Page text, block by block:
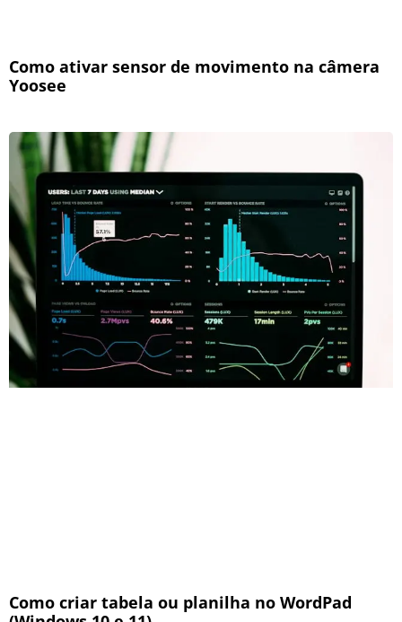
Como ativar sensor de movimento na câmera
Yoosee
Como criar tabela ou planilha no WordPad